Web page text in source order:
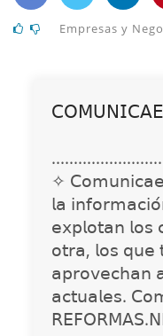
Empresas y
𝖢𝖮𝖬𝖴𝖭𝖨𝖢𝖠𝖤
✧ 𝖢𝗈𝗆𝗎𝗇𝗂𝖼𝖺𝖾
𝗅𝖺
𝖾𝗑𝗉𝗅𝗈𝗍𝖺𝗇
𝗈𝗍𝗋𝖺, 𝗅𝗈𝗌 𝗊𝗎𝖾
𝖺𝗉𝗋𝗈𝗏𝖾𝖼𝗁𝖺𝗇
𝖺𝖼𝗍𝗎𝖺𝗅𝖾𝗌.